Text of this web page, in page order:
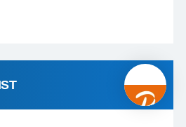
Je bent het
maken van de juiste